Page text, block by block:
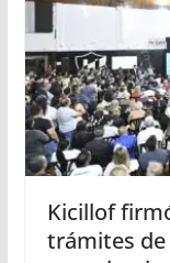
Kicillof
trámites de